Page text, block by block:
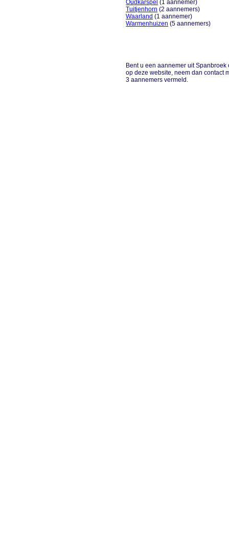
Oudkarspel (1 aannemer)
Tuitjenhorn (2 aannemers)
Waarland (1 aannemer)
Warmenhuizen (5 aannemers)
Bent u een aannemer uit
op deze website, neem dan contact
3 aannemers vermeld.